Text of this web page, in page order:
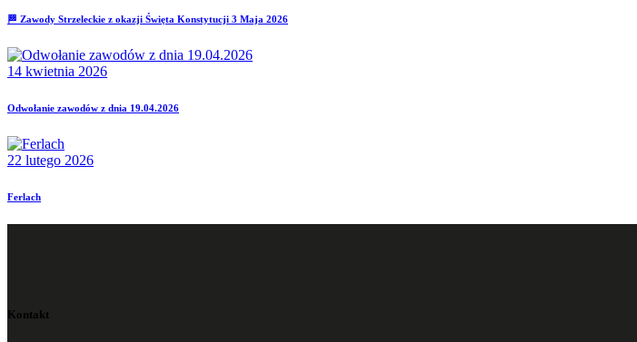
🏁 Zawody Strzeleckie z okazji Święta Konstytucji 3 Maja 2026
14 kwietnia 2026
Odwołanie zawodów z dnia 19.04.2026
22 lutego 2026
Ferlach
Kontakt